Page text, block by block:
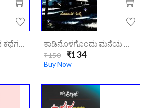
ಕಾಡಿನ ಗೆಳೆಯರ ಕಾಡುವ ಕಥೆಗಳು | Kaadina Geleyara Kaaduva Kathegalu ಕಾಡಿನೊಳಗೊಂದು ಮನೆಯ ಮಾಡಿ | Kaadinolagondu Maneya Maadi
₹150 ₹134
Buy Now